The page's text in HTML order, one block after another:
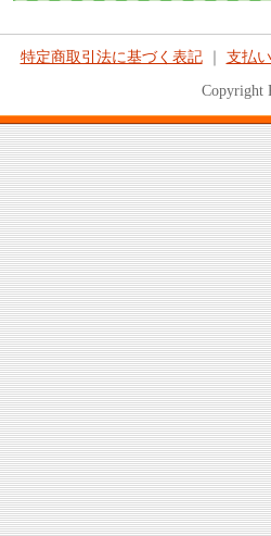
特定商取引法に基づく表記｜ 支払
Copyright